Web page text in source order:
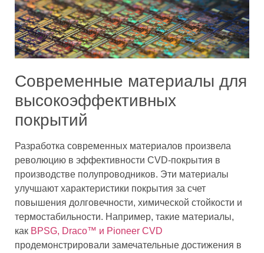
Современные материалы для
высокоэффективных
покрытий
Разработка современных материалов произвела
революцию в эффективности CVD-покрытия в
производстве полупроводников. Эти материалы
улучшают характеристики покрытия за счет
повышения долговечности, химической стойкости и
термостабильности. Например, такие материалы,
как BPSG, Draco™ и Pioneer CVD
продемонстрировали замечательные достижения в